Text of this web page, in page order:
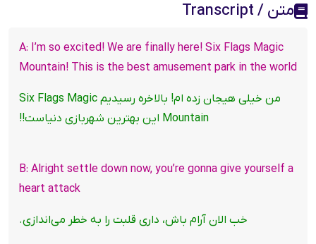
متن / Transcript
A: I’m so excited! We are finally here! Six Flags Magic
Mountain! This is the best amusement park in the world
من خیلی هیجان زده ام! بالاخره رسیدیم Six Flags Magic
Mountain این بهترین شهربازی دنیاست!!
B: Alright settle down now, you’re gonna give yourself a
heart attack
خب الان آرام باش، داری قلبت را به خطر می‌اندازی.